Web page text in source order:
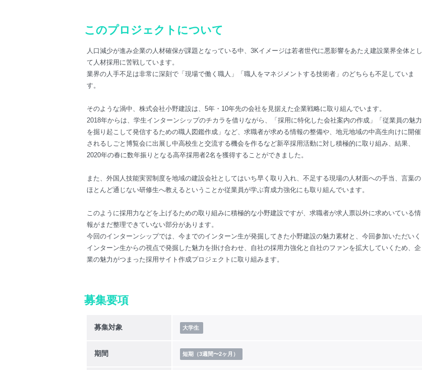
このプロジェクトについて
人口減少が進み企業の人材確保が課題となっている中、3Kイメージは若者世代に悪影響をあたえ建設業界全体とし
て人材採用に苦戦しています。
業界の人手不足は非常に深刻で「現場で働く職人」「職人をマネジメントする技術者」のどちらも不足していま
す。
そのような渦中、株式会社小野建設は、5年・10年先の会社を見据えた企業戦略に取り組んでいます。
2018年からは、学生インターンシップのチカラを借りながら、「採用に特化した会社案内の作成」「従業員の魅力
を掘り起こして発信するための職人図鑑作成」など、求職者が求める情報の整備や、地元地域の中高生向けに開催
されるしごと博覧会に出展し中高校生と交流する機会を作るなど新卒採用活動に対し積極的に取り組み、結果、
2020年の春に数年振りとなる高卒採用者2名を獲得することができました。
また、外国人技能実習制度を地域の建設会社としてはいち早く取り入れ、不足する現場の人材面への手当、言葉の
ほとんど通じない研修生へ教えるということか従業員が学ぶ育成力強化にも取り組んでいます。
このように採用力などを上げるための取り組みに積極的な小野建設ですが、求職者が求人票以外に求めいている情
報がまだ整理できていない部分があります。
今回のインターンシップでは、今までのインターン生が発掘してきた小野建設の魅力素材と、今回参加いただいく
インターン生からの視点で発掘した魅力を掛け合わせ、自社の採用力強化と自社のファンを拡大していくため、企
業の魅力がつまった採用サイト作成プロジェクトに取り組みます。
募集要項
募集対象 大学生
期間 短期（3週間〜2ヶ月）